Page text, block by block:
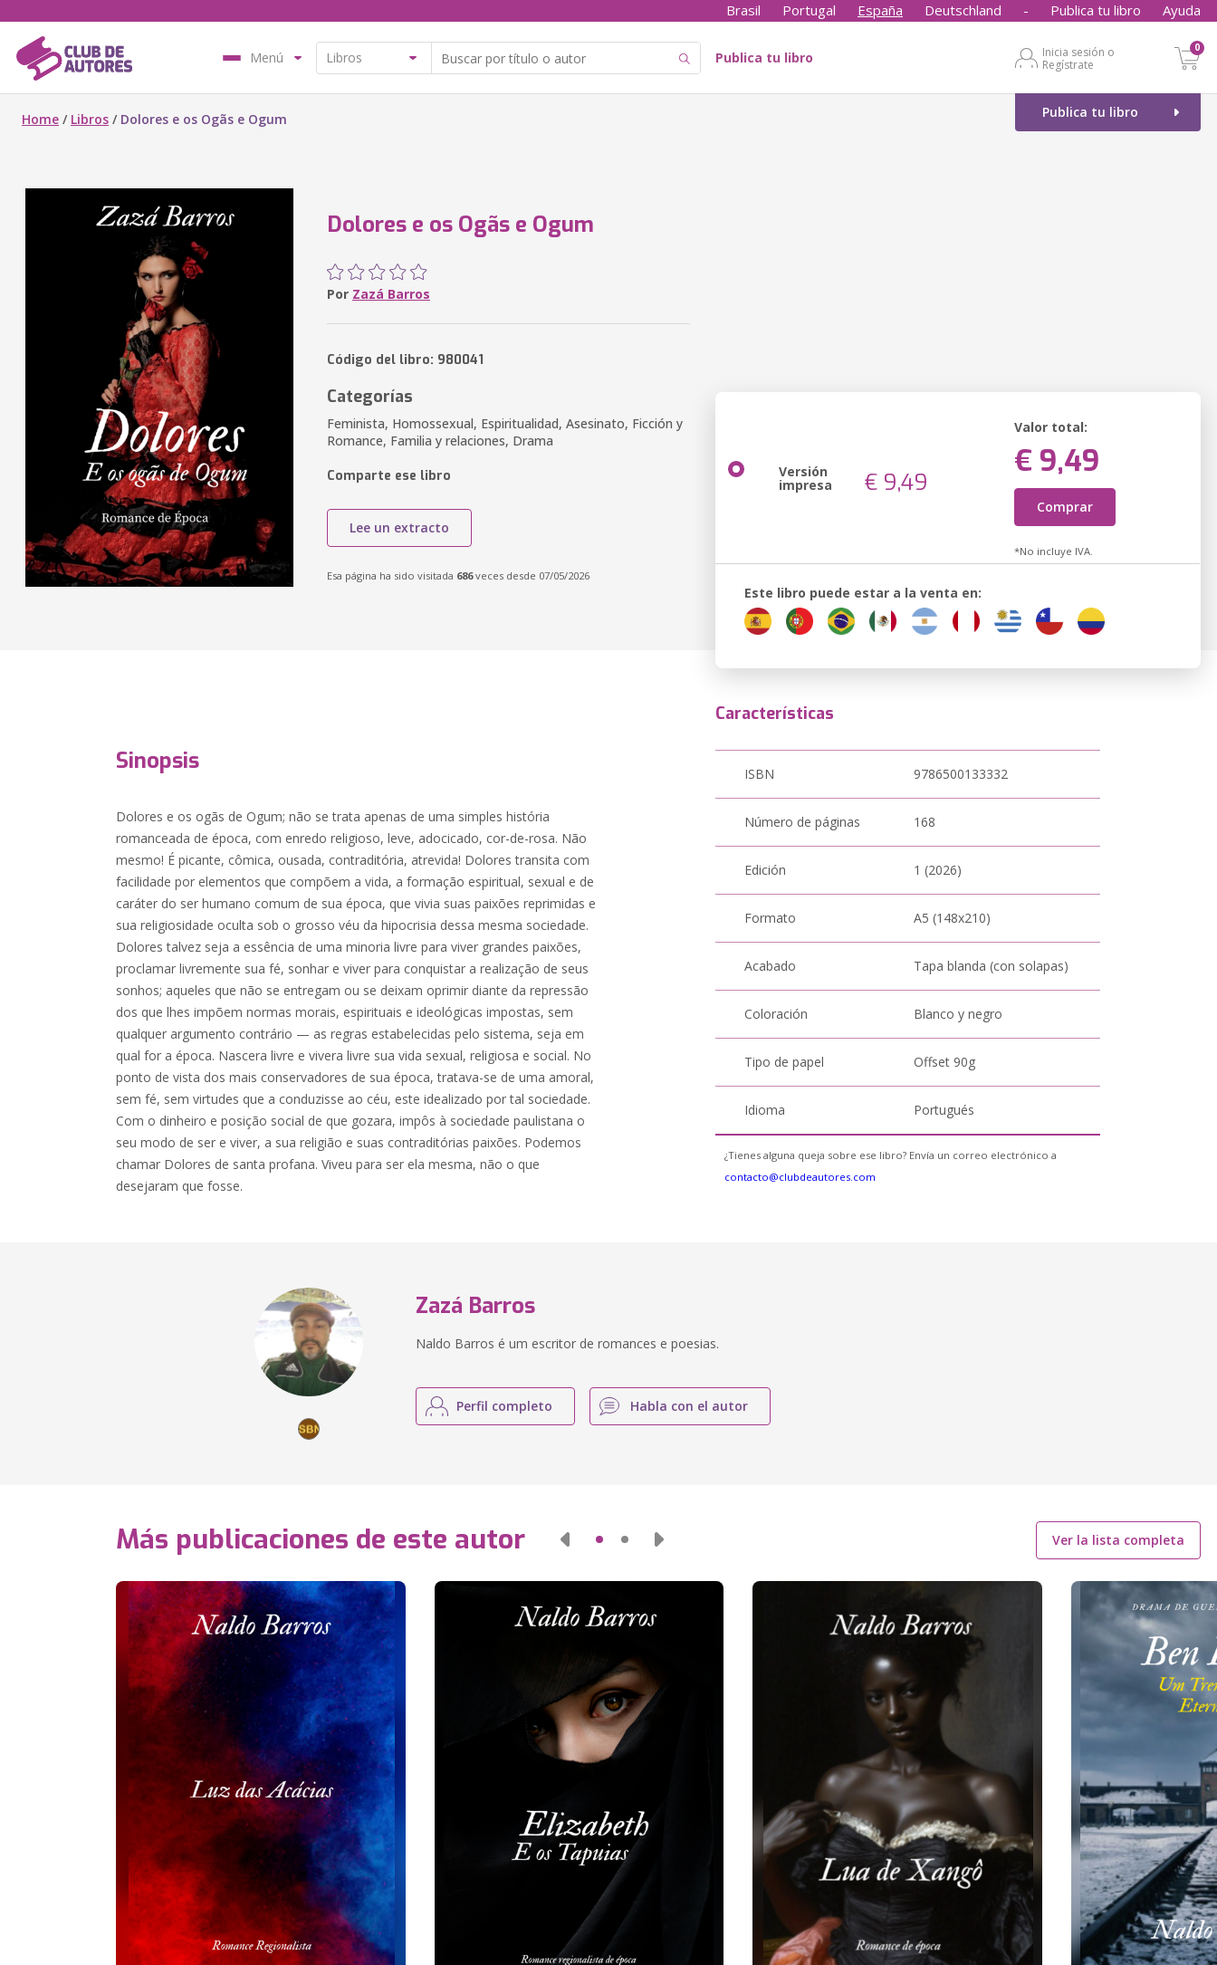
Brasil Portugal España Deutschland - Publica tu libro Ayuda
Menú Publica tu libro
Inicia sesión o
Regístrate
0
Publica tu libro
Home / Libros / Dolores e os Ogãs e Ogum
Dolores e os Ogãs e Ogum
Por Zazá Barros
Código del libro: 980041
Categorías
Feminista, Homossexual, Espiritualidad, Asesinato, Ficción y
Romance, Familia y relaciones, Drama
Comparte ese libro
Lee un extracto
Esa página ha sido visitada 686veces desde 07/05/2026
Versión
impresa € 9,49
Valor total:
€ 9,49
Comprar
*No incluye IVA.
Este libro puede estar a la venta en:
Sinopsis
Dolores e os ogãs de Ogum; não se trata apenas de uma simples história
romanceada de época, com enredo religioso, leve, adocicado, cor-de-rosa. Não
mesmo! É picante, cômica, ousada, contraditória, atrevida! Dolores transita com
facilidade por elementos que compõem a vida, a formação espiritual, sexual e de
caráter do ser humano comum de sua época, que vivia suas paixões reprimidas e
sua religiosidade oculta sob o grosso véu da hipocrisia dessa mesma sociedade.
Dolores talvez seja a essência de uma minoria livre para viver grandes paixões,
proclamar livremente sua fé, sonhar e viver para conquistar a realização de seus
sonhos; aqueles que não se entregam ou se deixam oprimir diante da repressão
dos que lhes impõem normas morais, espirituais e ideológicas impostas, sem
qualquer argumento contrário — as regras estabelecidas pelo sistema, seja em
qual for a época. Nascera livre e vivera livre sua vida sexual, religiosa e social. No
ponto de vista dos mais conservadores de sua época, tratava-se de uma amoral,
sem fé, sem virtudes que a conduzisse ao céu, este idealizado por tal sociedade.
Com o dinheiro e posição social de que gozara, impôs à sociedade paulistana o
seu modo de ser e viver, a sua religião e suas contraditórias paixões. Podemos
chamar Dolores de santa profana. Viveu para ser ela mesma, não o que
desejaram que fosse.
Características
ISBN 9786500133332
Número de páginas 168
Edición 1 (2026)
Formato A5 (148x210)
Acabado Tapa blanda (con solapas)
Coloración Blanco y negro
Tipo de papel Offset 90g
Idioma Portugués
¿Tienes alguna queja sobre ese libro? Envía un correo electrónico a
contacto@clubdeautores.com
Zazá Barros
Naldo Barros é um escritor de romances e poesias.
Perfil completo Habla con el autor
Más publicaciones de este autor Ver la lista completa